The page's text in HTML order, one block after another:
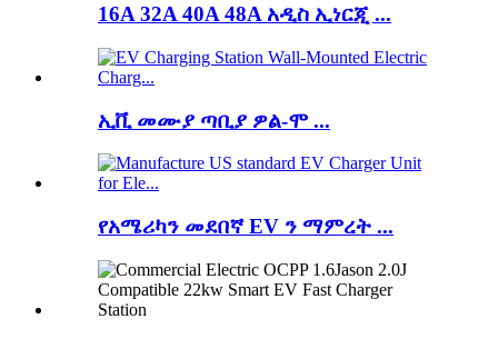
16A 32A 40A 48A አዲስ ኢነርጂ ...
ኢቪ መሙያ ጣቢያ ዎል-ሞ ...
የአሜሪካን መደበኛ EV ን ማምረት ...